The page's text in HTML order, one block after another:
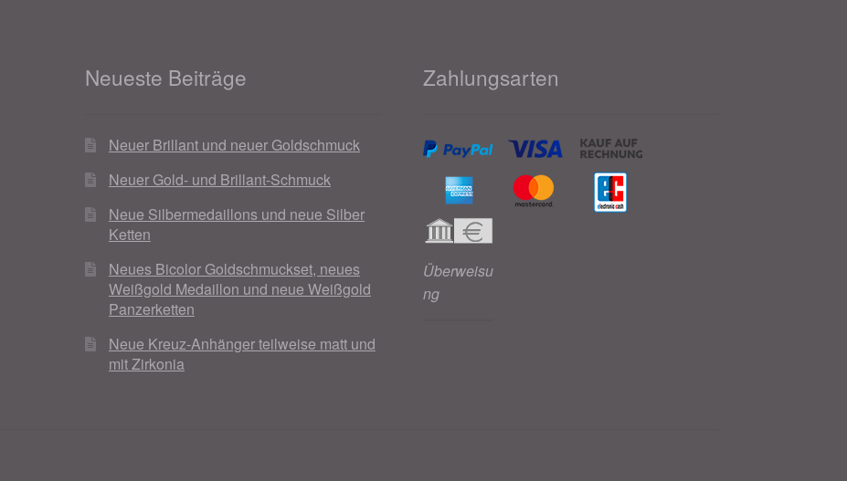
Neueste Beiträge
Neuer Brillant und neuer Goldschmuck
Neuer Gold- und Brillant-Schmuck
Neue Silbermedaillons und neue Silber
Ketten
Neues Bicolor Goldschmuckset, neues
Weißgold Medaillon und neue Weißgold
Panzerketten
Neue Kreuz-Anhänger teilweise matt und
mit Zirkonia
Zahlungsarten
Überweisu
ng